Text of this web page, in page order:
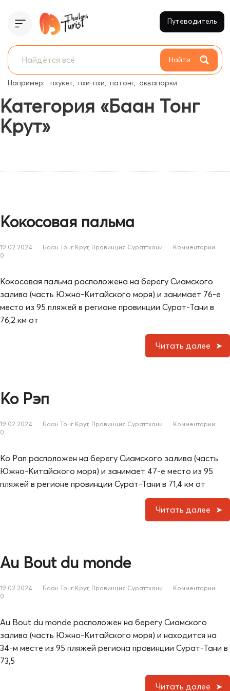
Найти
Например: пхукет пхи-пхи патонг аквапарки
Путеводитель
Категория «Баан Тонг
Крут»
Кокосовая пальма
19.02.2024 Баан Тонг Крут, Провинция Сураттхани
Комментарии:
0
Кокосовая пальма расположена на берегу Сиамского
залива (часть Южно-Китайского моря) и занимает 76-е
место из 95 пляжей в регионе провинции Сурат-Тани в
76,2 км от
Читать далее
Ко Рэп
19.02.2024 Баан Тонг Крут, Провинция Сураттхани
Комментарии:
0
Ко Рап расположен на берегу Сиамского залива (часть
Южно-Китайского моря) и занимает 47-е место из 95
пляжей в регионе провинции Сурат-Тани в 71,4 км от
Читать далее
Au Bout du monde
19.02.2024 Баан Тонг Крут, Провинция Сураттхани
Комментарии:
0
Au Bout du monde расположен на берегу Сиамского
залива (часть Южно-Китайского моря) и находится на
34-м месте из 95 пляжей региона провинции Сурат-Тани в
73,5
Читать далее